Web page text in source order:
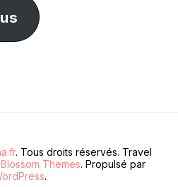
. Tous droits réservés. Travel
Blossom Themes. Propulsé par
.